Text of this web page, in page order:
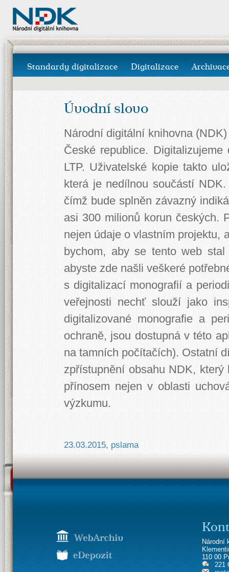
Standardy digitalizace Digitalizace
Úvodní slovo
Národní digitální knihovna
České republice.
LTP. Uživatelské kopie takto
která je nedílnou součástí
čímž bude splněn závazný
asi 300 milionů korun českých.
nejen údaje o vlastním projektu,
bychom, aby se tento web
abyste zde našli veškeré
s digitalizací monografií a
veřejnosti nechť slouží jako
digitalizované monografie a
ochraně, jsou dostupná v této
na tamních počítačích). Ostatní
zpřístupnění obsahu NDK,
přínosem nejen v oblasti
výzkumu.
23.03.2015, pslama
Národní
110 00
221